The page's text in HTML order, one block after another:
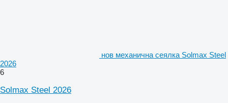
нов механична сеялка Solmax Steel
2026
6
Solmax Steel 2026